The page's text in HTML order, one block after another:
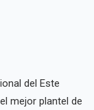
del Este
mejor plantel de